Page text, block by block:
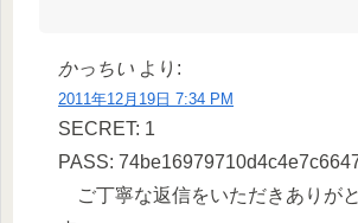
かっちい より:
2011年12月19日 7:34 PM
SECRET: 1
PASS:
ご丁寧な返信をいただきありが